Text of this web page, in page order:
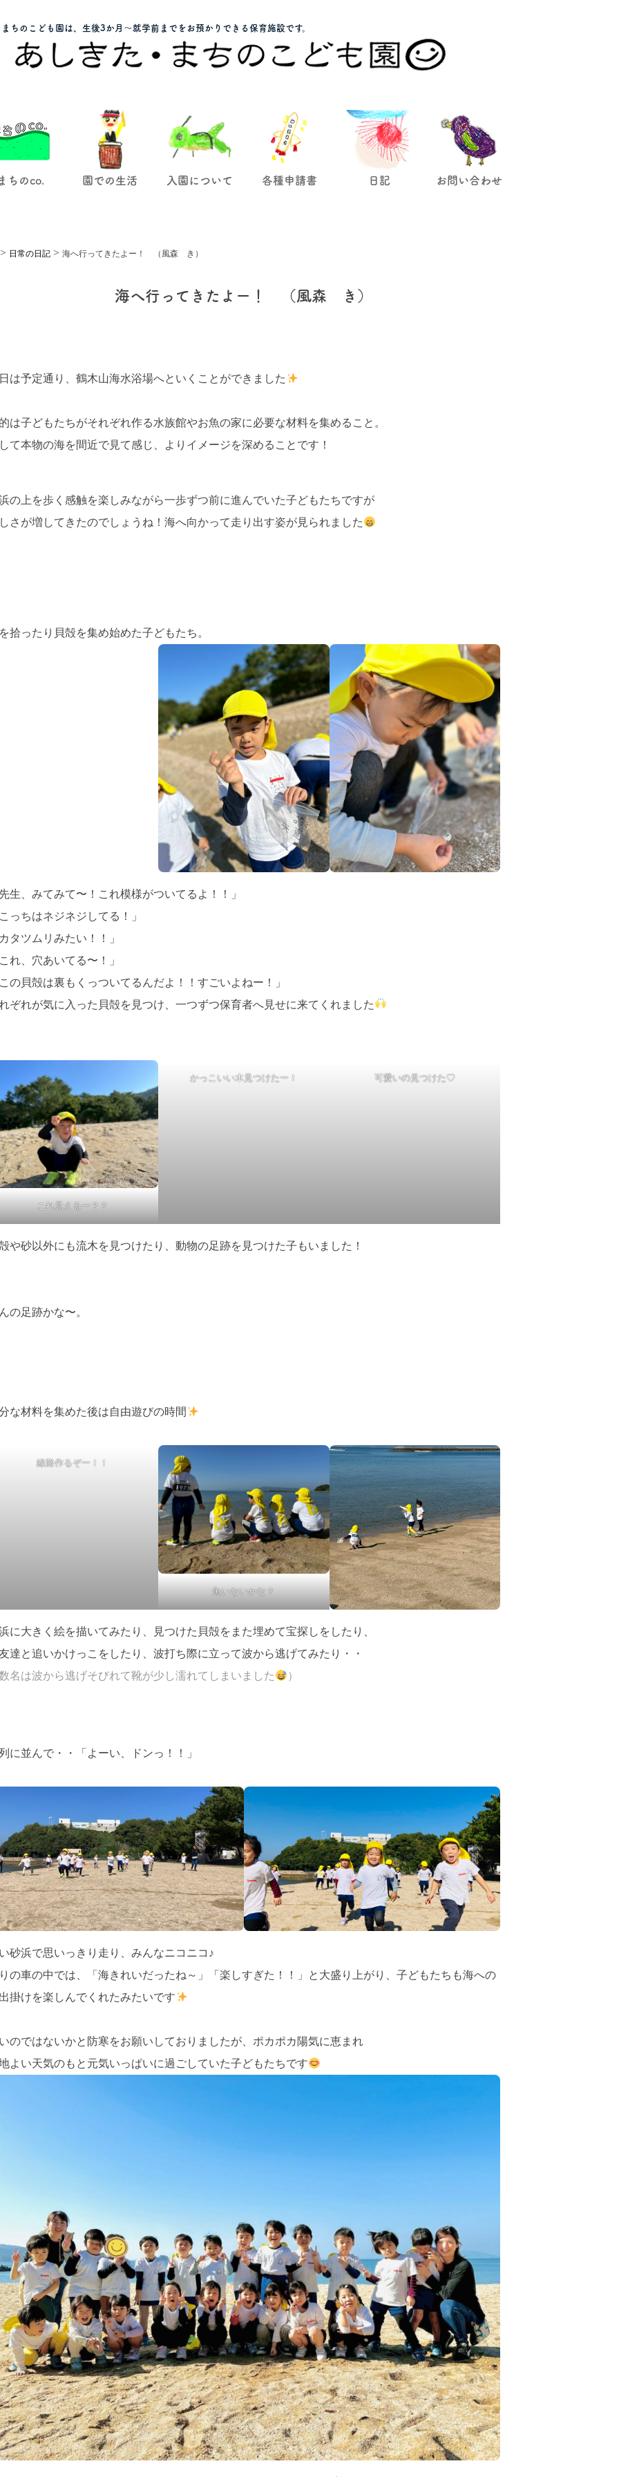
ちのこども園は、生後3か月～就学前までをお預かりできる保育施設です。
まちのco. 園での生活 入園について 各種申請書 日記 お問い合わせ
> 日常の日記 > 海へ行ってきたよー！ （風森 き）
海へ行ってきたよー！ （風森 き）
は予定通り、鶴木山海水浴場へといくことができました
は子どもたちがそれぞれ作る水族館やお魚の家に必要な材料を集めること。
て本物の海を間近で見て感じ、よりイメージを深めることです！
の上を歩く感触を楽しみながら一歩ずつ前に進んでいた子どもたちですが
さが増してきたのでしょうね！海へ向かって走り出す姿が見られました
拾ったり貝殻を集め始めた子どもたち。
先生、みてみて〜！これ模様がついてるよ！！」
こっちはネジネジしてる！」
カタツムリみたい！！」
これ、穴あいてる〜！」
この貝殻は裏もくっついてるんだよ！！すごいよねー！」
ぞれが気に入った貝殻を見つけ、一つずつ保育者へ見せに来てくれました
これ見えるー？？
かっこいい木見つけたー！ 可愛いの見つけた♡
や砂以外にも流木を見つけたり、動物の足跡を見つけた子もいました！
の足跡かな〜。
な材料を集めた後は自由遊びの時間
線路作るぞー！！
魚いないかな？
に大きく絵を描いてみたり、見つけた貝殻をまた埋めて宝探しをしたり、
達と追いかけっこをしたり、波打ち際に立って波から逃げてみたり・・
数名は波から逃げそびれて靴が少し濡れてしまいました
）
に並んで・・「よーい、ドンっ！！」
砂浜で思いっきり走り、みんなニコニコ♪
の車の中では、「海きれいだったね～」「楽しすぎた！！」と大盛り上がり、子どもたちも海への
掛けを楽しんでくれたみたいです
のではないかと防寒をお願いしておりましたが、ポカポカ陽気に恵まれ
よい天気のもと元気いっぱいに過ごしていた子どもたちです